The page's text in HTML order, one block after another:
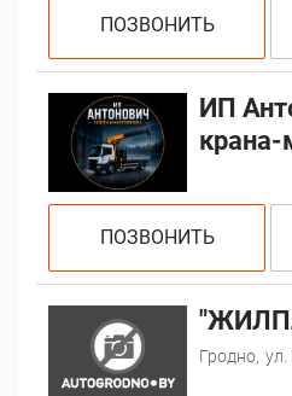
ПОЗВОНИТЬ
ИП
крана-
ПОЗВОНИТЬ
Гродно,